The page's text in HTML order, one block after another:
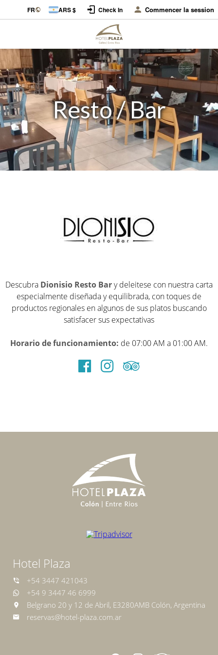
FR ARS $ Check In Commencer la session
Resto / Bar
Descubra Dionisio Resto Bary deleitese con nuestra carta
especialmente diseñada y equilibrada, con toques de
productos regionales en algunos de sus platos buscando
satisfacer sus expectativas
Horario de funcionamiento: de 07:00 AM a 01:00 AM.
Hotel Plaza
+54 3447 421043
+54 9 3447 46 6999
Belgrano 20 y 12 de Abril, E3280AMB Colón, Argentina
reservas@hotel-plaza.com.ar